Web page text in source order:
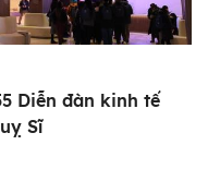
Diễn đàn kinh tế
Sĩ